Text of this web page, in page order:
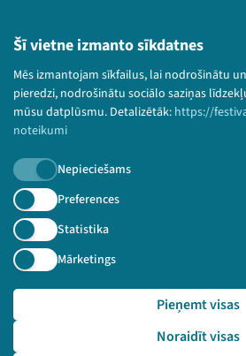
Šī vietne izmanto sīkdatnes
Mēs izmantojam sīkfailus, lai nodrošinātu
pieredzi, nodrošinātu sociālo saziņas
mūsu datplūsmu. Detalizētāk: https://
noteikumi
Nepieciešams
Preferences
Statistika
Mārketings
Noraidīt visas
Pieņemt visas
Lietošanas noteikumi un
Bērnu aizsardzības politika
© 2026 Sarunu festivāls LAMPA
paturētas.
Piesakies jaunumiem!
Nepalaid garām aktuālāko informāciju!
Pieteikties